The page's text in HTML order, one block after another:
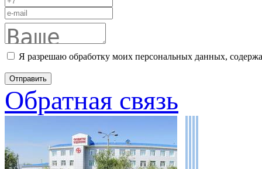
Я разрешаю обработку моих персональных данных,
Обратная связь